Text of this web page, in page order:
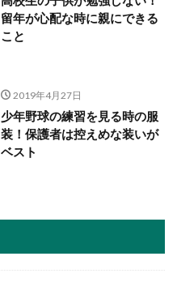
留年が心配な時に親にできる
こと
2019年4月27日
少年野球の練習を見る時の服
装！保護者は控えめな装いが
ベスト